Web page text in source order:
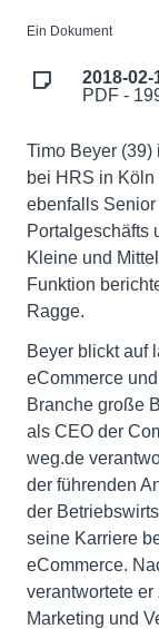
Ein Dokument
2018-
PDF -
Timo Beyer
bei HRS in Köln
ebenfalls
Portalgeschäfts
Kleine und
Funktion
Ragge.
Beyer blickt auf
eCommerce
Branche große
als CEO der
weg.de
der führenden
der
seine Karriere
eCommerce.
verantwortete
Marketing und